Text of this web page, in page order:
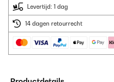
Levertijd: 1 dag
14 dagen retourrecht